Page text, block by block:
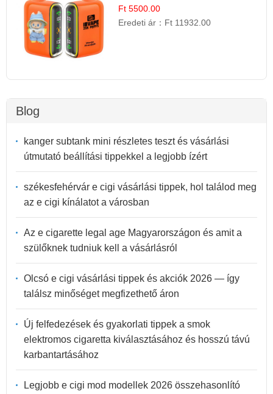
Ízélmény
Ft 5500.00
Eredeti ár： Ft 11932.00
Blog
kanger subtank mini részletes teszt és vásárlási
útmutató beállítási tippekkel a legjobb ízért
székesfehérvár e cigi vásárlási tippek, hol találod meg
az e cigi kínálatot a városban
Az e cigarette legal age Magyarországon és amit a
szülőknek tudniuk kell a vásárlásról
Olcsó e cigi vásárlási tippek és akciók 2026 — így
találsz minőséget megfizethető áron
Új felfedezések és gyakorlati tippek a smok
elektromos cigaretta kiválasztásához és hosszú távú
karbantartásához
Legjobb e cigi mod modellek 2026 összehasonlító